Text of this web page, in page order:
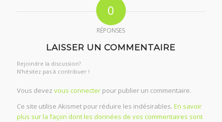
0
RÉPONSES
LAISSER UN COMMENTAIRE
Rejoindre la discussion?
N’hésitez pas à contribuer !
Vous devez vous connecterpour publier un commentaire.
Ce site utilise Akismet pour réduire les indésirables. En savoir
plus sur la façon dont les données de vos commentaires sont